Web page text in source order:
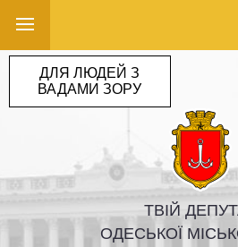
ТВІЙ
ОДЕСЬКОЇ
ДЛЯ ЛЮДЕЙ З
ВАДАМИ ЗОРУ